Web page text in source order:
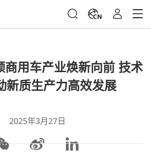
CN
商用车产业焕新向前 技术
新质生产力高效发展
2025年3月27日